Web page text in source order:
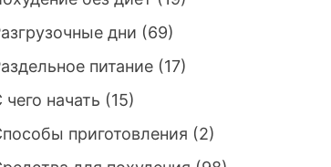
дни (69)
питание(17)
чего начать (15)
приготовления (2)